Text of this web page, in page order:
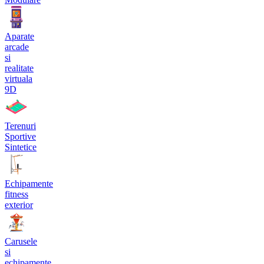
Aparate
arcade
si
realitate
virtuala
9D
Terenuri
Sportive
Sintetice
Echipamente
fitness
exterior
Carusele
si